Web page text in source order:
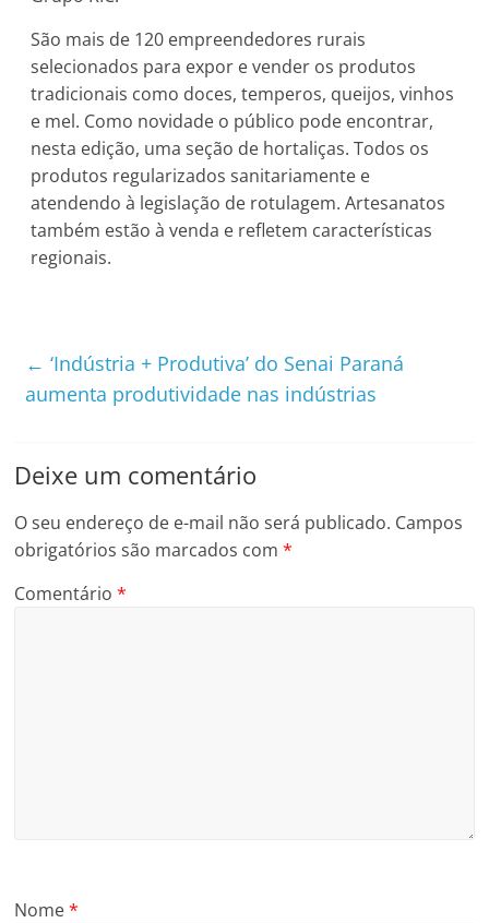
São mais de 120 empreendedores rurais
selecionados para expor e vender os produtos
tradicionais como doces, temperos, queijos, vinhos
e mel. Como novidade o público pode encontrar,
nesta edição, uma seção de hortaliças. Todos os
produtos regularizados sanitariamente e
atendendo à legislação de rotulagem. Artesanatos
também estão à venda e refletem características
regionais.
← ‘Indústria + Produtiva’ do Senai Paraná
aumenta produtividade nas indústrias
Deixe um comentário
O seu endereço de e-mail não será publicado. Campos
obrigatórios são marcados com*
Comentário*
Nome*